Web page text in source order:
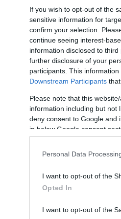
If you wish to opt-out of the
sensitive information for
confirm your selection.
continue seeing interest-
information disclosed to
further disclosure of your
participants. This
Downstream Participants
Please note that this
information including but not
deny consent to Google and
in below Google consent
Personal Data
I want to opt-out of the
Opted In
I want to opt-out of the
τα